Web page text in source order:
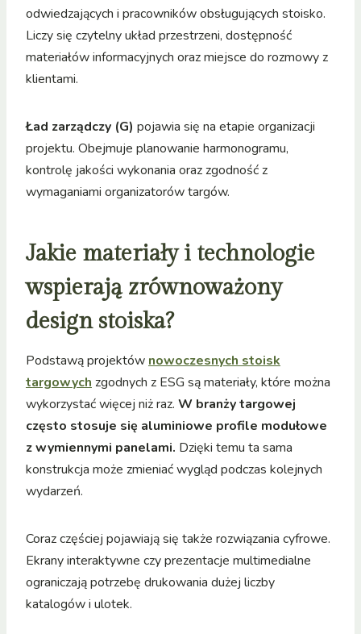
odwiedzających i pracowników obsługujących stoisko.
Liczy się czytelny układ przestrzeni, dostępność
materiałów informacyjnych oraz miejsce do rozmowy z
klientami.
Ład zarządczy (G) pojawia się na etapie organizacji
projektu. Obejmuje planowanie harmonogramu,
kontrolę jakości wykonania oraz zgodność z
wymaganiami organizatorów targów.
Jakie materiały i technologie
wspierają zrównoważony
design stoiska?
Podstawą projektów nowoczesnych stoisk
targowych zgodnych z ESG są materiały, które można
wykorzystać więcej niż raz. W branży targowej
często stosuje się aluminiowe profile modułowe
z wymiennymi panelami. Dzięki temu ta sama
konstrukcja może zmieniać wygląd podczas kolejnych
wydarzeń.
Coraz częściej pojawiają się także rozwiązania cyfrowe.
Ekrany interaktywne czy prezentacje multimedialne
ograniczają potrzebę drukowania dużej liczby
katalogów i ulotek.